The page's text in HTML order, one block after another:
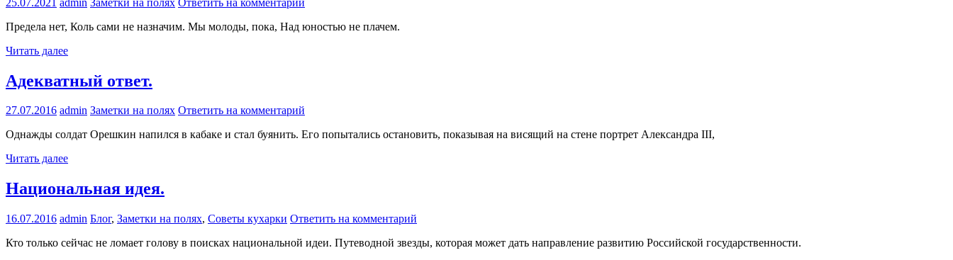
Предела нет, Коль сами не назначим. Мы молоды, пока, Над юностью не плачем.
Читать далее
Адекватный ответ.
27.07.2016 admin Заметки на полях Ответить на комментарий
Однажды солдат Орешкин напился в кабаке и стал буянить. Его попытались остановить, показывая на висящий на стене портрет Александра III,
Читать далее
Национальная идея.
16.07.2016 admin Блог, Заметки на полях, Советы кухарки Ответить на комментарий
Кто только сейчас не ломает голову в поисках национальной идеи. Путеводной звезды, которая может дать направление развитию Российской государственности.